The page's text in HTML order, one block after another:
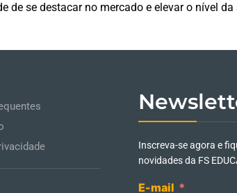
de se destacar no mercado e elevar o nível da
Inscreva-se agora e
novidades da FS
E-mail